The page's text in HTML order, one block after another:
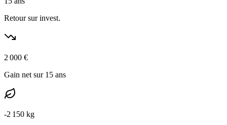
Retour sur invest.
2 000 €
Gain net sur 15 ans
-2 150 kg